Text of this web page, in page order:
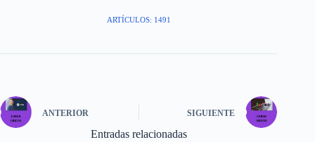
ARTÍCULOS: 1491
ANTERIOR SIGUIENTE
Entradas relacionadas